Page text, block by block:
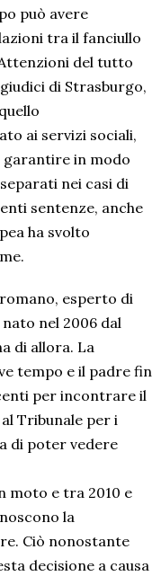
può avere
tra il fanciullo
del tutto
di Strasburgo,
ai servizi sociali,
in modo
nei casi di
sentenze, anche
ha svolto
esperto di
nel 2006 dal
di allora. La
tempo e il padre fin
per incontrare il
Tribunale per i
di poter vedere
moto e tra 2010 e
la
Ciò nonostante
decisione a causa